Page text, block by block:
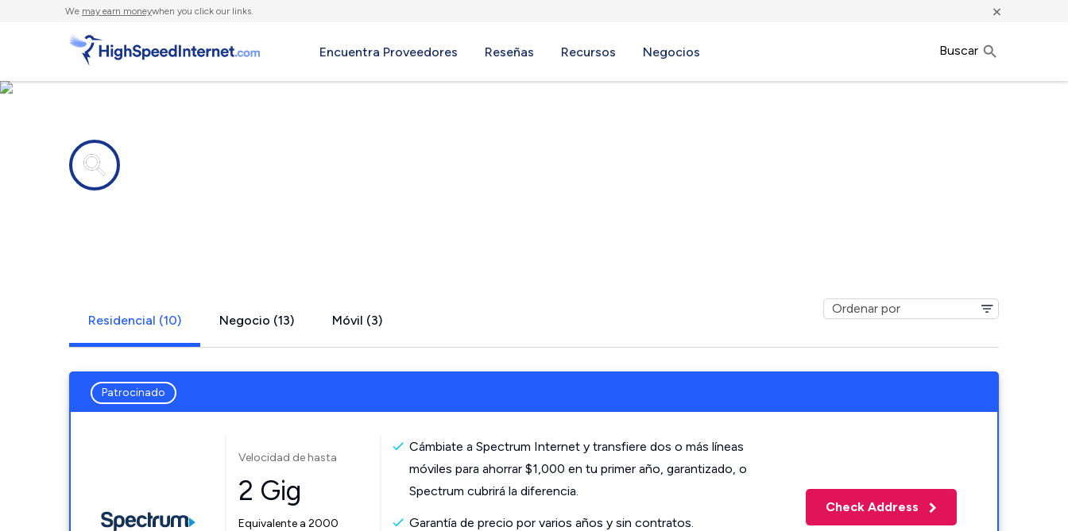
We may earn moneywhen you click our links. ×
Encuentra Proveedores Reseñas Recursos Negocios Buscar
Residencial (10) Negocio (13) Móvil (3)
Patrocinado
Velocidad de hasta
2 Gig
Equivalente a 2000
Cámbiate a Spectrum Internet y transfiere dos o más líneas
móviles para ahorrar $1,000 en tu primer año, garantizado, o
Spectrum cubrirá la diferencia.
Garantía de precio por varios años y sin contratos.
Check Address